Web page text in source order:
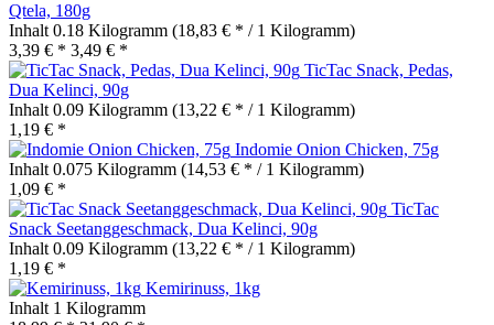
Qtela, 180g
Inhalt 0.18 Kilogramm (18,83 € * / 1 Kilogramm)
3,39 € * 3,49 € *
TicTac Snack, Pedas,
Dua Kelinci, 90g
Inhalt 0.09 Kilogramm (13,22 € * / 1 Kilogramm)
1,19 € *
Indomie Onion Chicken, 75g
Inhalt 0.075 Kilogramm (14,53 € * / 1 Kilogramm)
1,09 € *
TicTac
Snack Seetanggeschmack, Dua Kelinci, 90g
Inhalt 0.09 Kilogramm (13,22 € * / 1 Kilogramm)
1,19 € *
Kemirinuss, 1kg
Inhalt 1 Kilogramm